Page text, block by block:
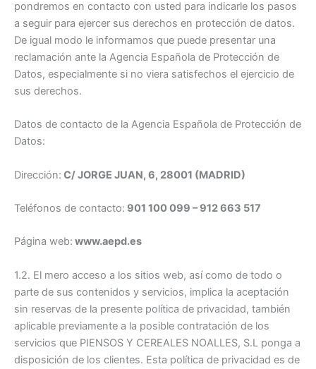
pondremos en contacto con usted para indicarle los pasos
a seguir para ejercer sus derechos en protección de datos.
De igual modo le informamos que puede presentar una
reclamación ante la Agencia Española de Protección de
Datos, especialmente si no viera satisfechos el ejercicio de
sus derechos.
Datos de contacto de la Agencia Española de Protección de
Datos:
Dirección: C/ JORGE JUAN, 6, 28001 (MADRID)
Teléfonos de contacto: 901 100 099 – 912 663 517
Página web: www.aepd.es
1.2. El mero acceso a los sitios web, así como de todo o
parte de sus contenidos y servicios, implica la aceptación
sin reservas de la presente política de privacidad, también
aplicable previamente a la posible contratación de los
servicios que PIENSOS Y CEREALES NOALLES, S.L ponga a
disposición de los clientes. Esta política de privacidad es de